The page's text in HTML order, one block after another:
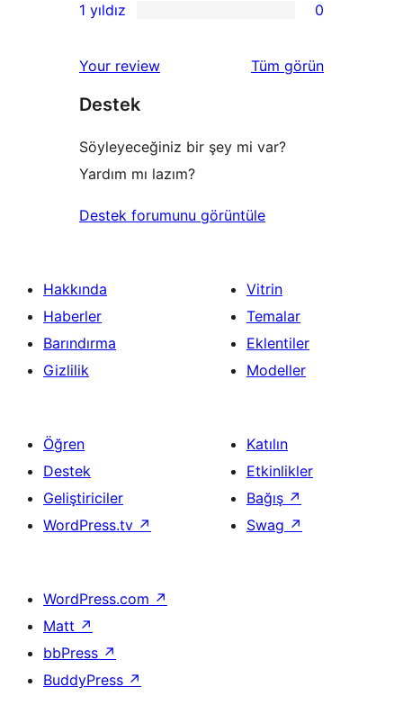
inceleme
yıldızlı
2
inceleme
yıldızlı
inceleme
1 yıldız 0
Your review Tüm değerlendirmeleri
görün
Destek
Söyleyeceğiniz bir şey mi var?
Yardım mı lazım?
Destek forumunu görüntüle
Hakkında
Haberler
Barındırma
Gizlilik
Vitrin
Temalar
Eklentiler
Modeller
Öğren
Destek
Geliştiriciler
WordPress.tv ↗
Katılın
Etkinlikler
Bağış ↗
Swag ↗
WordPress.com ↗
Matt ↗
bbPress ↗
BuddyPress ↗